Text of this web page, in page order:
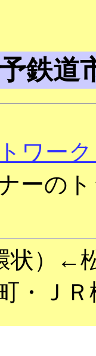
鉄道
ワー
ナーの
状）←
・ＪＲ